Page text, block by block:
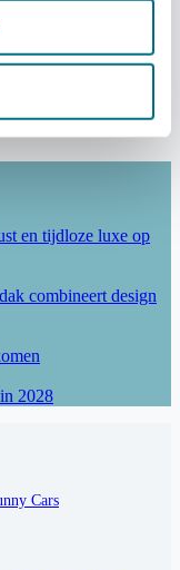
Het draait ook om
in veilige
wordt.
BIKE.COM
en tijdloze luxe op
combineert design
2028
Cars